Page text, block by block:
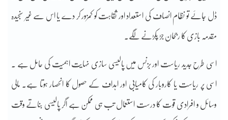
ڈل جائے تو نظام انصاف کی استعداد اور ثقاہت کو کمزور کر دے یا اس سے غیر سنجیدہ
مقدمہ بازی کا رجحان جڑ پکڑنے لگے۔
اسی طرح جدید ریاست اور بزنس میں پالیسی سازی نہایت اہمیت کی حامل ہے ۔
اسی پر ریاست یا کاروبار کی کامیابی اور اہداف کے حصول کا انحصار ہوتا ہے۔ مالی
وسائل و افرادی قوت کا درست استعمال تب ہی ممکن ہے اگر پالیسی بناتے وقت